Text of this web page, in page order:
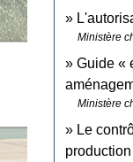
Ministère
Guide «
Ministère
Le